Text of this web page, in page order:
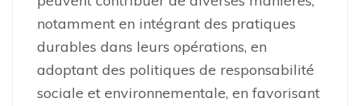
notamment en intégrant des pratiques
durables dans leurs opérations, en
adoptant des politiques de responsabilité
sociale et environnementale, en favorisant